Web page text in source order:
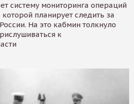
систему мониторинга операций
планирует следить за
На это кабмин толкнуло
к